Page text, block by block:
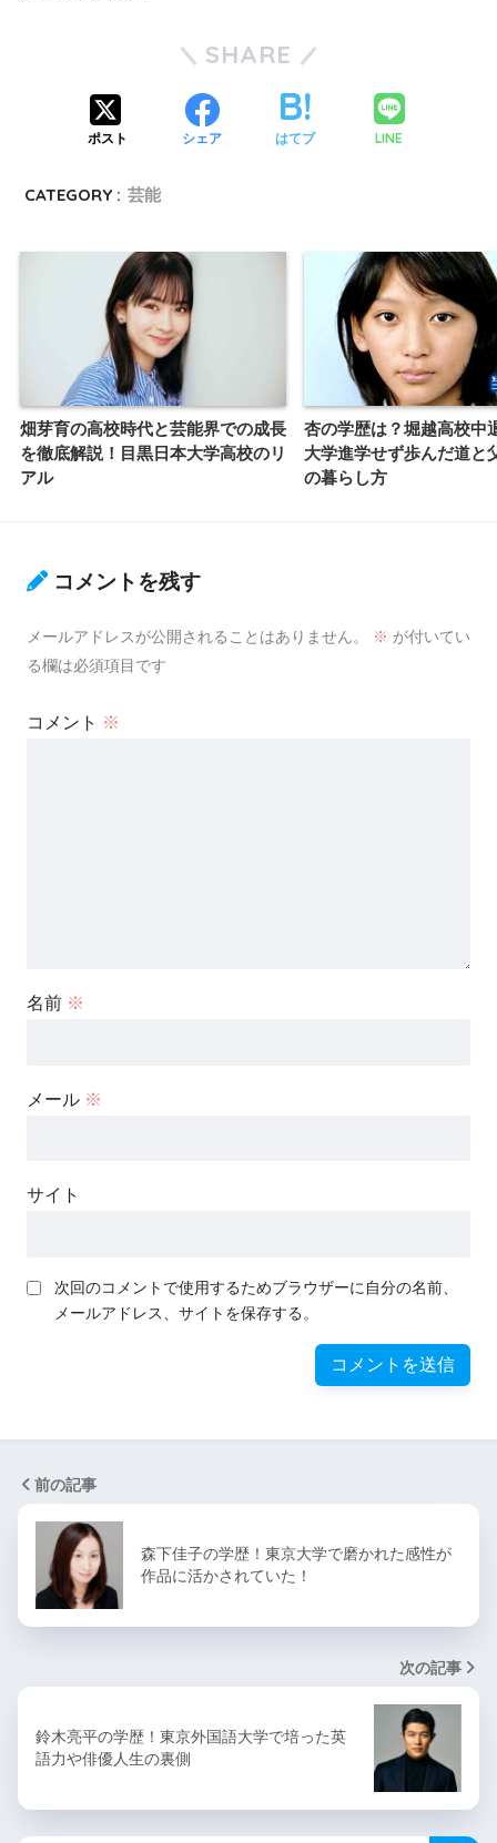
SHARE
ポスト シェア はてブ LINE
CATEGORY : 芸能
畑芽育の高校時代と芸能界での成長
を徹底解説！目黒日本大学高校のリ
アル
杏の学歴は？堀越高校中
大学進学せず歩んだ道と
の暮らし方
コメントを残す
メールアドレスが公開されることはありません。 ※ が付いてい
る欄は必須項目です
コメント ※
名前 ※
メール ※
サイト
次回のコメントで使用するためブラウザーに自分の名前、
メールアドレス、サイトを保存する。
前の記事
森下佳子の学歴！東京大学で磨かれた感性が
作品に活かされていた！
次の記事
鈴木亮平の学歴！東京外国語大学で培った英
語力や俳優人生の裏側